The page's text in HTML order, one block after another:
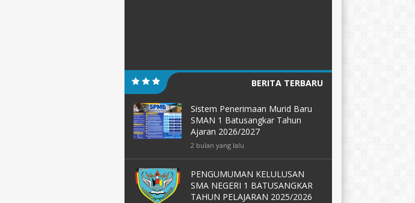
BERITA TERBARU
Sistem Penerimaan Murid Baru
SMAN 1 Batusangkar Tahun
Ajaran 2026/2027
2 bulan yang lalu
PENGUMUMAN KELULUSAN
SMA NEGERI 1 BATUSANGKAR
TAHUN PELAJARAN 2025/2026